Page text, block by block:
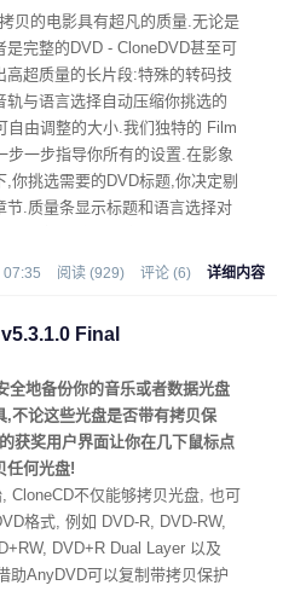
贝的电影具有超凡的质量.无论是
是完整的DVD - CloneDVD甚至可
高超质量的长片段:特殊的转码技
轨与语言选择自动压缩你挑选的
自由调整的大小.我们独特的 Film
步一步指导你所有的设置.在影象
,你挑选需要的DVD标题,你决定剔
节.质量条显示标题和语言选择对
阅读 (929) 评论 (6) 详细内容
Final
全地备份你的音乐或者数据光盘
,不论这些光盘是否带有拷贝保
获奖用户界面让你在几下鼠标点
任何光盘!
CloneCD不仅能够拷贝光盘, 也可
格式, 例如 DVD-R, DVD-RW,
DVD+R Dual Layer 以及
助AnyDVD可以复制带拷贝保护